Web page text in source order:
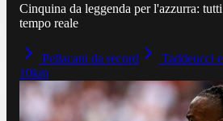
Cinquina da leggenda per l'azzurra:
tempo reale
Pellacani da record
Taddeucci
10km